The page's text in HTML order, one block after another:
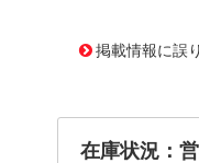
掲載情報に誤
在庫状況：